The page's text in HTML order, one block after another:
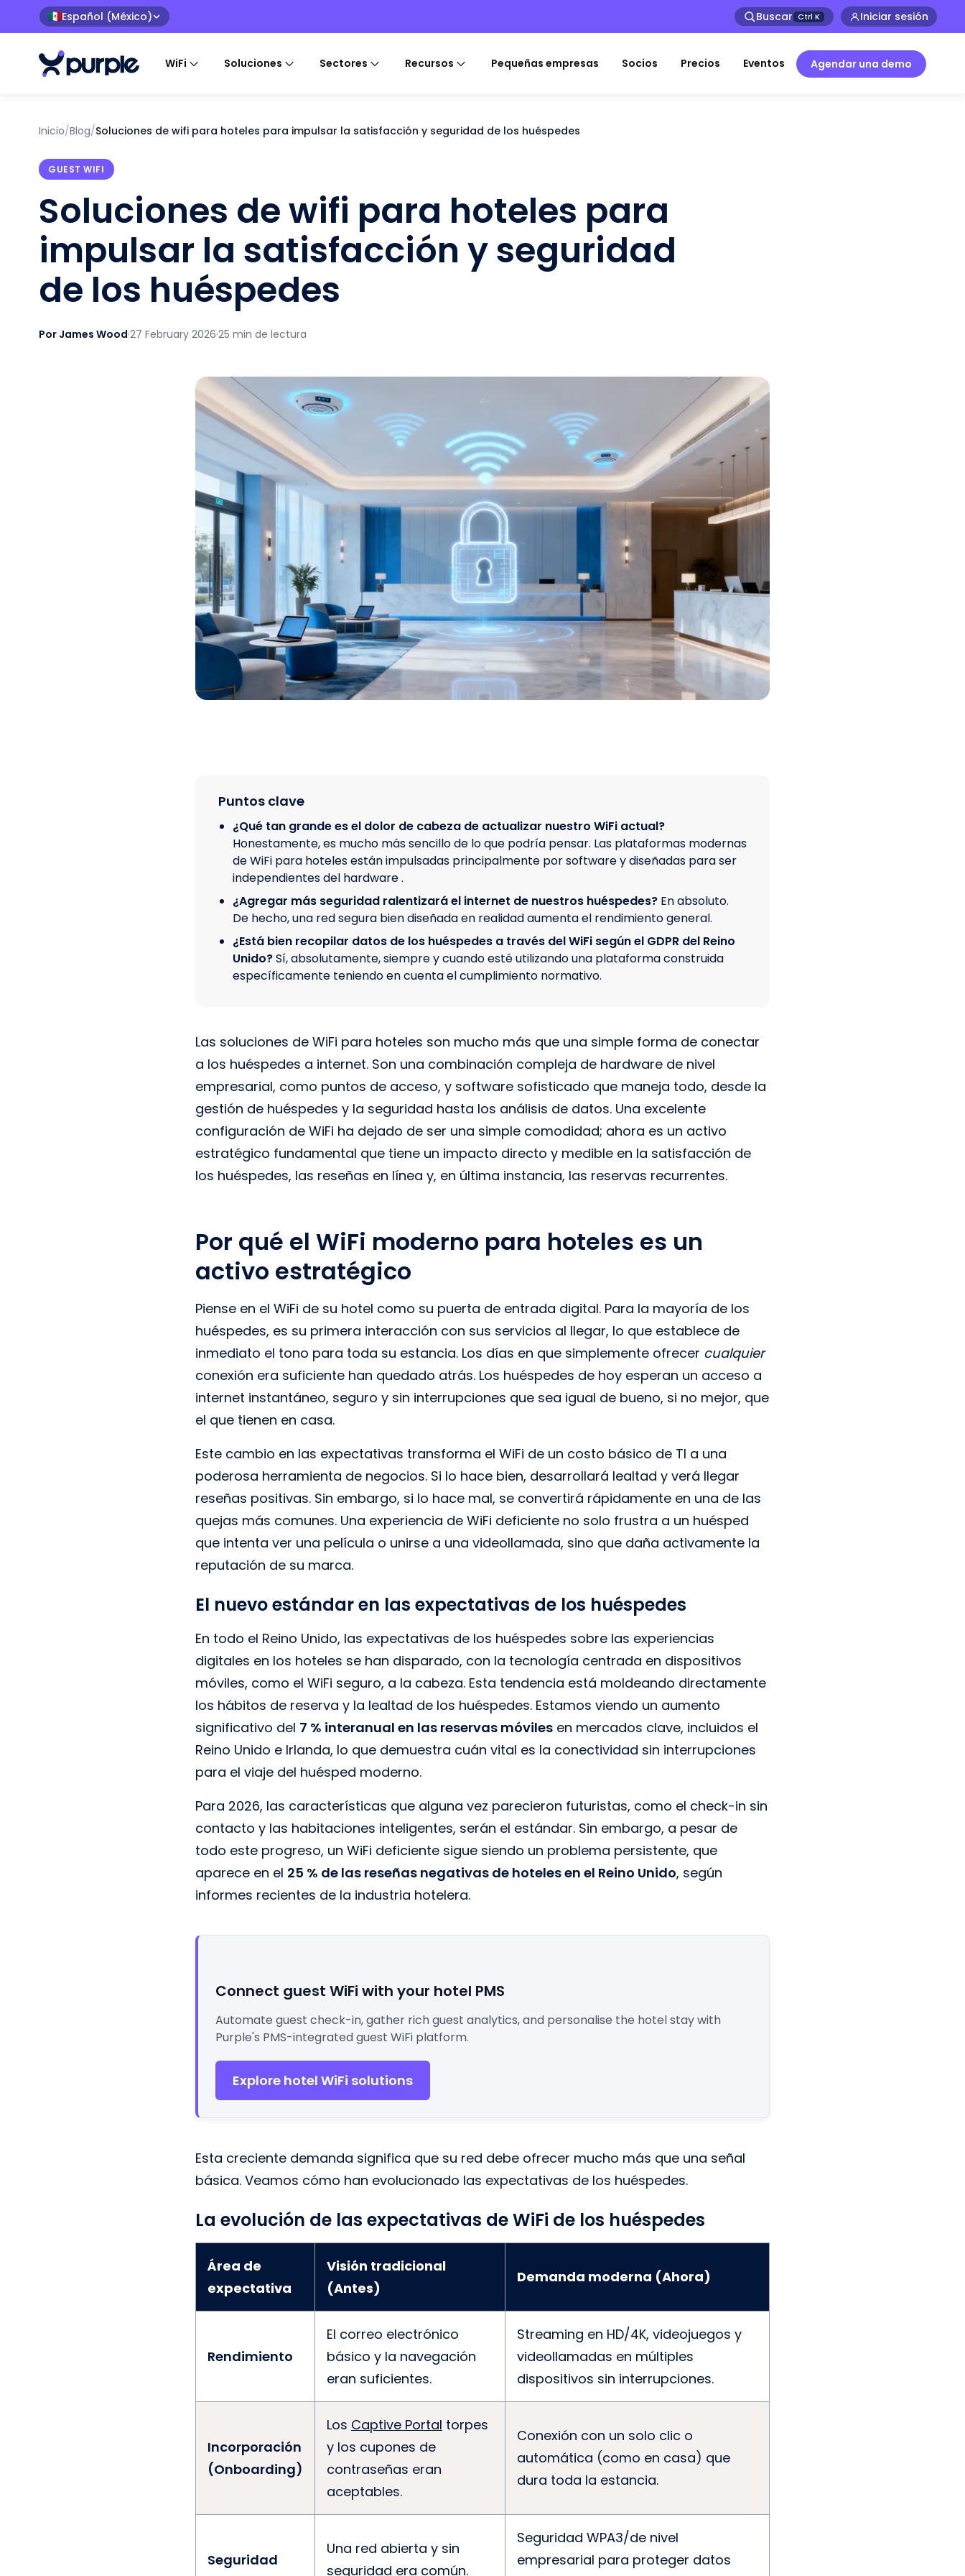
🇲🇽Español (México) Buscar Ctrl K Iniciar sesión
WiFi Soluciones Sectores Recursos Pequeñas empresas Socios Precios Eventos Agendar una demo
Inicio/Blog/Soluciones de wifi para hoteles para impulsar la satisfacción y seguridad de los huéspedes
GUEST WIFI
Soluciones de wifi para hoteles para
impulsar la satisfacción y seguridad
de los huéspedes
Por James Wood·27 February 2026·25 min de lectura
Puntos clave
¿Qué tan grande es el dolor de cabeza de actualizar nuestro WiFi actual?
Honestamente, es mucho más sencillo de lo que podría pensar. Las plataformas modernas
de WiFi para hoteles están impulsadas principalmente por software y diseñadas para ser
independientes del hardware .
¿Agregar más seguridad ralentizará el internet de nuestros huéspedes? En absoluto.
De hecho, una red segura bien diseñada en realidad aumenta el rendimiento general.
¿Está bien recopilar datos de los huéspedes a través del WiFi según el GDPR del Reino
Unido?Sí, absolutamente, siempre y cuando esté utilizando una plataforma construida
específicamente teniendo en cuenta el cumplimiento normativo.
Las soluciones de WiFi para hoteles son mucho más que una simple forma de conectar
a los huéspedes a internet. Son una combinación compleja de hardware de nivel
empresarial, como puntos de acceso, y software sofisticado que maneja todo, desde la
gestión de huéspedes y la seguridad hasta los análisis de datos. Una excelente
configuración de WiFi ha dejado de ser una simple comodidad; ahora es un activo
estratégico fundamental que tiene un impacto directo y medible en la satisfacción de
los huéspedes, las reseñas en línea y, en última instancia, las reservas recurrentes.
Por qué el WiFi moderno para hoteles es un
activo estratégico
Piense en el WiFi de su hotel como su puerta de entrada digital. Para la mayoría de los
huéspedes, es su primera interacción con sus servicios al llegar, lo que establece de
inmediato el tono para toda su estancia. Los días en que simplemente ofrecer cualquier
conexión era suficiente han quedado atrás. Los huéspedes de hoy esperan un acceso a
internet instantáneo, seguro y sin interrupciones que sea igual de bueno, si no mejor, que
el que tienen en casa.
Este cambio en las expectativas transforma el WiFi de un costo básico de TI a una
poderosa herramienta de negocios. Si lo hace bien, desarrollará lealtad y verá llegar
reseñas positivas. Sin embargo, si lo hace mal, se convertirá rápidamente en una de las
quejas más comunes. Una experiencia de WiFi deficiente no solo frustra a un huésped
que intenta ver una película o unirse a una videollamada, sino que daña activamente la
reputación de su marca.
El nuevo estándar en las expectativas de los huéspedes
En todo el Reino Unido, las expectativas de los huéspedes sobre las experiencias
digitales en los hoteles se han disparado, con la tecnología centrada en dispositivos
móviles, como el WiFi seguro, a la cabeza. Esta tendencia está moldeando directamente
los hábitos de reserva y la lealtad de los huéspedes. Estamos viendo un aumento
significativo del 7 % interanual en las reservas móviles en mercados clave, incluidos el
Reino Unido e Irlanda, lo que demuestra cuán vital es la conectividad sin interrupciones
para el viaje del huésped moderno.
Para 2026, las características que alguna vez parecieron futuristas, como el check-in sin
contacto y las habitaciones inteligentes, serán el estándar. Sin embargo, a pesar de
todo este progreso, un WiFi deficiente sigue siendo un problema persistente, que
aparece en el 25 % de las reseñas negativas de hoteles en el Reino Unido, según
informes recientes de la industria hotelera.
Connect guest WiFi with your hotel PMS
Automate guest check-in, gather rich guest analytics, and personalise the hotel stay with
Purple's PMS-integrated guest WiFi platform.
Explore hotel WiFi solutions
Esta creciente demanda significa que su red debe ofrecer mucho más que una señal
básica. Veamos cómo han evolucionado las expectativas de los huéspedes.
La evolución de las expectativas de WiFi de los huéspedes
Área de
expectativa
Visión tradicional
(Antes)
Demanda moderna (Ahora)
Rendimiento
El correo electrónico
básico y la navegación
eran suficientes.
Streaming en HD/4K, videojuegos y
videollamadas en múltiples
dispositivos sin interrupciones.
Incorporación
(Onboarding)
Los Captive Portal torpes
y los cupones de
contraseñas eran
aceptables.
Conexión con un solo clic o
automática (como en casa) que
dura toda la estancia.
Seguridad
Una red abierta y sin
seguridad era común.
Seguridad WPA3/de nivel
empresarial para proteger datos